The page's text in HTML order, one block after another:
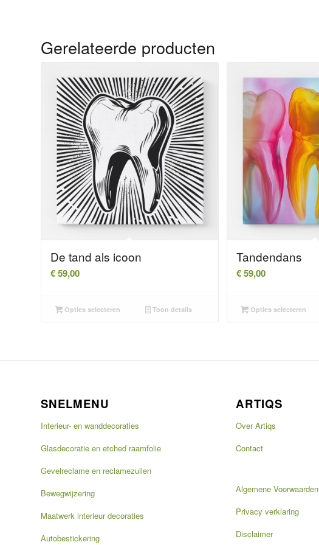
Gerelateerde producten
De tand als icoon
€59,00
Opties selecteren Toon details
Tandendans
€59,00
Opties selecteren
SNELMENU
Interieur- en wanddecoraties
Glasdecoratie en etched raamfolie
Gevelreclame en reclamezuilen
Bewegwijzering
Maatwerk interieur decoraties
Autobestickering
ARTIQS
Over Artiqs
Contact
Algemene Voorwaarden
Privacy verklaring
Disclaimer